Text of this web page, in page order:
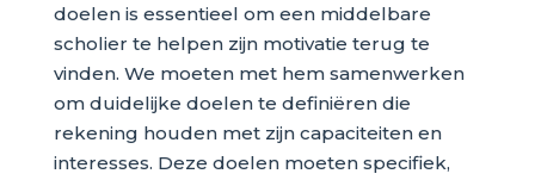
doelen is essentieel om een middelbare
scholier te helpen zijn motivatie terug te
vinden. We moeten met hem samenwerken
om duidelijke doelen te definiëren die
rekening houden met zijn capaciteiten en
interesses. Deze doelen moeten specifiek,